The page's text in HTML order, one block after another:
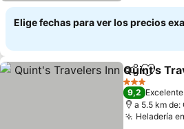
Elige fechas para ver los precios
Compartir
Quint's
3 Estrellas
9,2 Excelente
a 5.5 km de:
Heladería